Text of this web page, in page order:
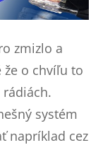
zmizlo a
že o chvíľu to
systém
napríklad cez